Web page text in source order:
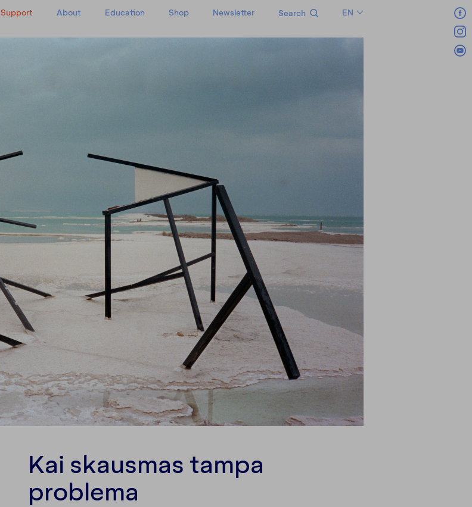
Support About Education Shop Newsletter Search
EN
Kai skausmas tampa
problema